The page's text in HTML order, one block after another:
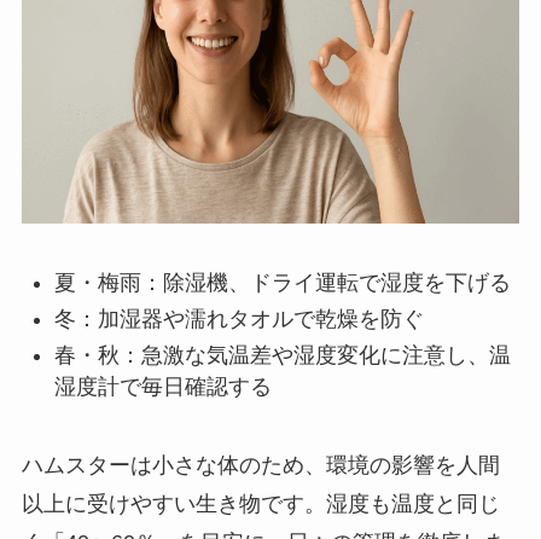
夏・梅雨：除湿機、ドライ運転で湿度を下げる
冬：加湿器や濡れタオルで乾燥を防ぐ
春・秋：急激な気温差や湿度変化に注意し、温
湿度計で毎日確認する
ハムスターは小さな体のため、環境の影響を人間
以上に受けやすい生き物です。湿度も温度と同じ